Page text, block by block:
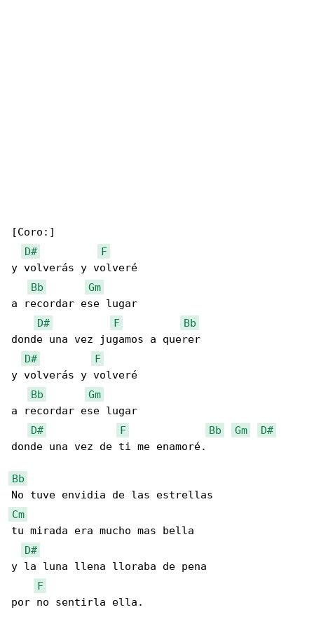
[Coro:]
D#
F
y volverás y volveré
Bb
Gm
a recordar ese lugar
D#
F
Bb
donde una vez jugamos a querer
D#
F
y volverás y volveré
Bb
Gm
a recordar ese lugar
D#
F Bb Gm
D#
donde una vez de ti me enamoré.
Bb
Cm
tu mirada era mucho mas bella
D#
y la luna llena lloraba de pena
F
por no sentirla ella.